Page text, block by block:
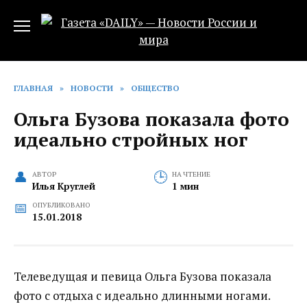
ГЛАВНАЯ » НОВОСТИ » ОБЩЕСТВО
Ольга Бузова показала фото
идеально стройных ног
АВТОР
Илья Круглей
НА ЧТЕНИЕ
1 мин
ОПУБЛИКОВАНО
15.01.2018
Телеведущая и певица Ольга Бузова показала
фото с отдыха с идеально длинными ногами.